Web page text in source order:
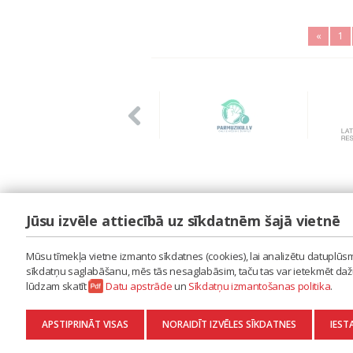
« 1
LAIPA
ES RADU MŪZIKU
AKTUALITĀTES
KONTAKTI
SĪKDATŅU IZMANTOŠANAS POLITIKA
DATU APSTRĀDE
Jūsu izvēle attiecībā uz sīkdatnēm šajā vietnē
Mūsu tīmekļa vietne izmanto sīkdatnes (cookies), lai analizētu
sīkdatņu saglabāšanu, mēs tās nesaglabāsim, taču tas var ietekmēt
lūdzam skatīt
Datu apstrādeun Sīkdatņu izmantošanas politika.
APSTIPRINĀT VISAS NORAIDĪT IZVĒLES SĪKDATNES